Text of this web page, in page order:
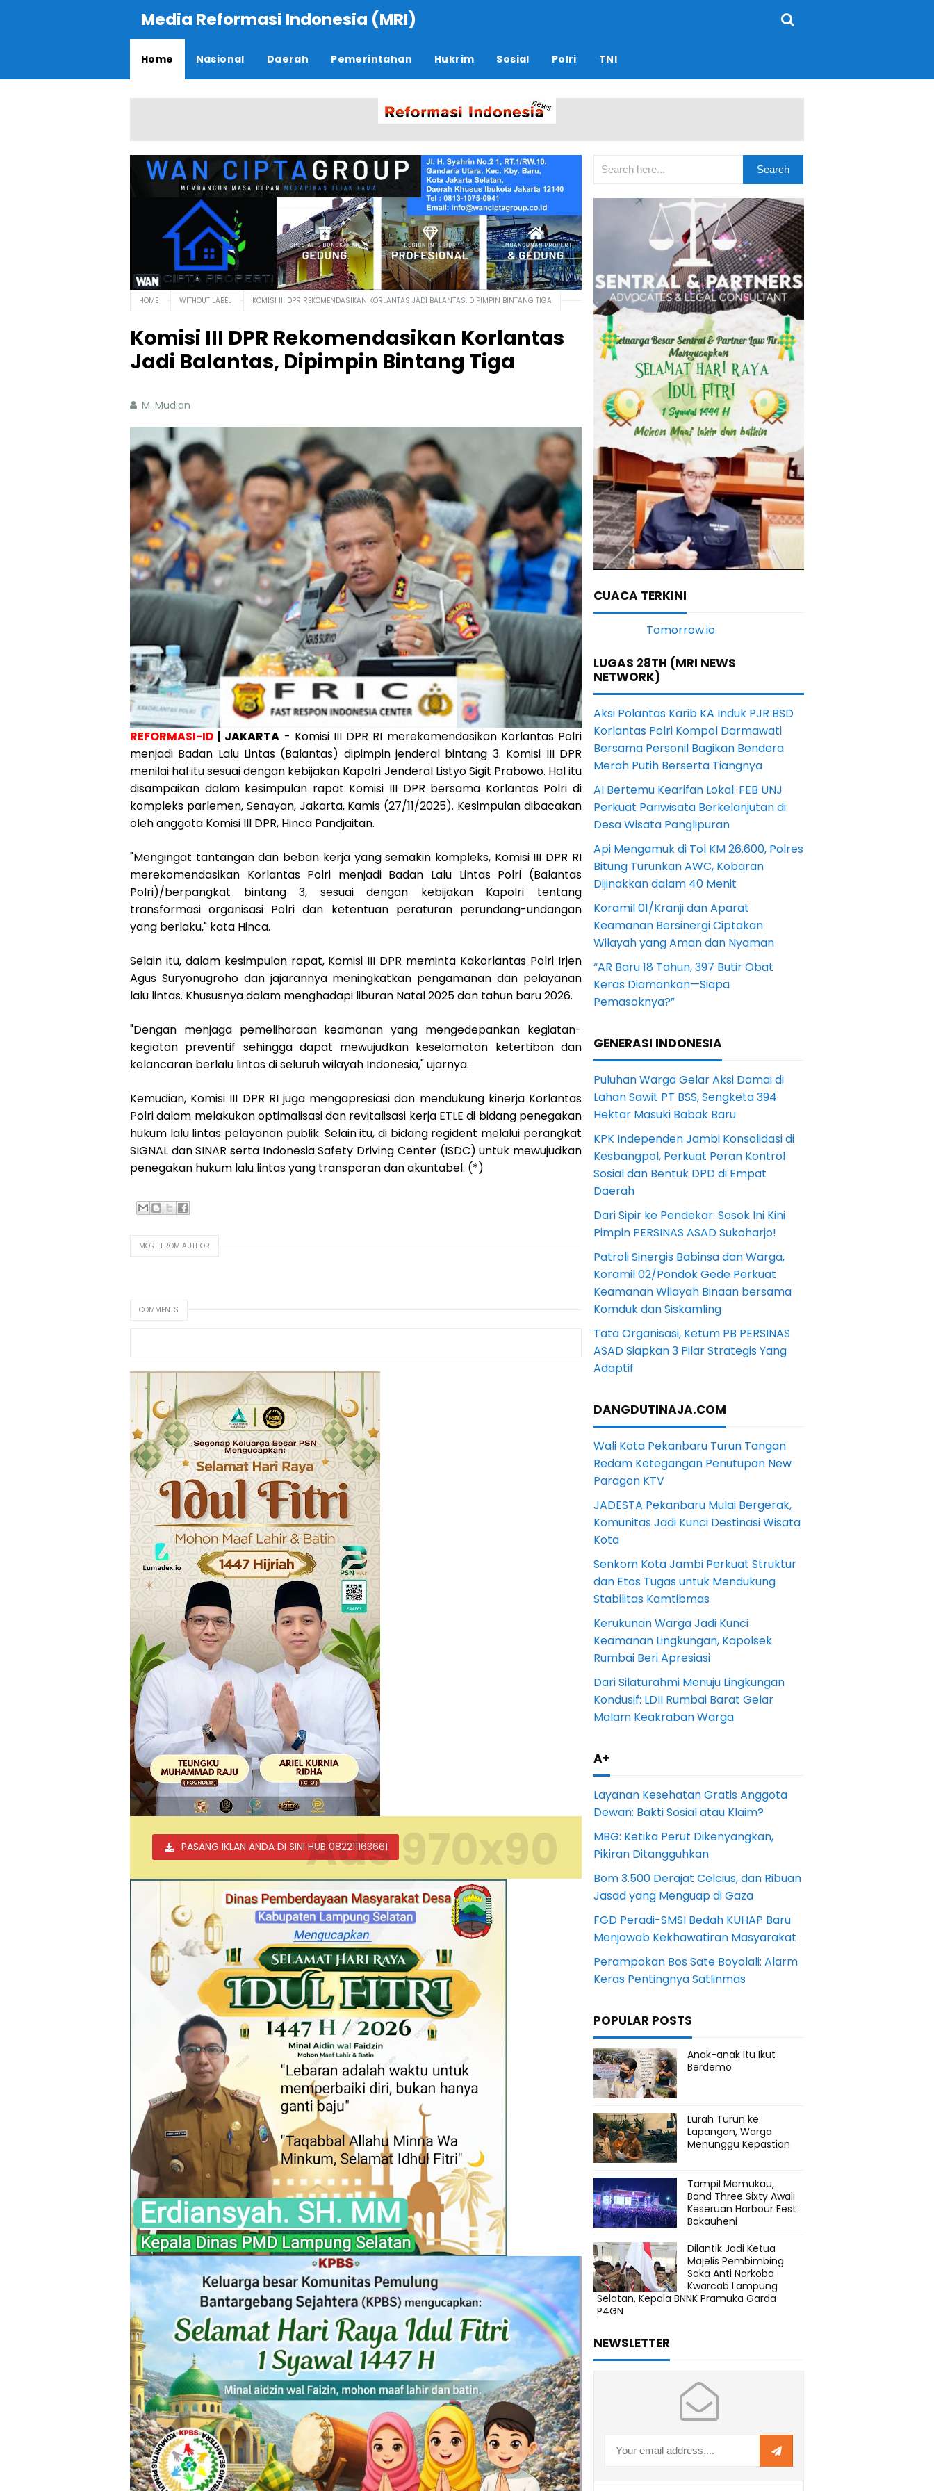
Media Reformasi Indonesia (MRI)
Home Nasional Daerah Pemerintahan Hukrim Sosial Polri TNI
HOME WITHOUT LABEL KOMISI III DPR REKOMENDASIKAN KORLANTAS JADI BALANTAS, DIPIMPIN BINTANG TIGA
Komisi III DPR Rekomendasikan Korlantas
Jadi Balantas, Dipimpin Bintang Tiga
M. Mudian
REFORMASI-ID | JAKARTA - Komisi III DPR RI merekomendasikan Korlantas Polri
menjadi Badan Lalu Lintas (Balantas) dipimpin jenderal bintang 3. Komisi III DPR
menilai hal itu sesuai dengan kebijakan Kapolri Jenderal Listyo Sigit Prabowo. Hal itu
disampaikan dalam kesimpulan rapat Komisi III DPR bersama Korlantas Polri di
kompleks parlemen, Senayan, Jakarta, Kamis (27/11/2025). Kesimpulan dibacakan
oleh anggota Komisi III DPR, Hinca Pandjaitan.
"Mengingat tantangan dan beban kerja yang semakin kompleks, Komisi III DPR RI
merekomendasikan Korlantas Polri menjadi Badan Lalu Lintas Polri (Balantas
Polri)/berpangkat bintang 3, sesuai dengan kebijakan Kapolri tentang
transformasi organisasi Polri dan ketentuan peraturan perundang-undangan
yang berlaku," kata Hinca.
Selain itu, dalam kesimpulan rapat, Komisi III DPR meminta Kakorlantas Polri Irjen
Agus Suryonugroho dan jajarannya meningkatkan pengamanan dan pelayanan
lalu lintas. Khususnya dalam menghadapi liburan Natal 2025 dan tahun baru 2026.
"Dengan menjaga pemeliharaan keamanan yang mengedepankan kegiatan-
kegiatan preventif sehingga dapat mewujudkan keselamatan ketertiban dan
kelancaran berlalu lintas di seluruh wilayah Indonesia," ujarnya.
Kemudian, Komisi III DPR RI juga mengapresiasi dan mendukung kinerja Korlantas
Polri dalam melakukan optimalisasi dan revitalisasi kerja ETLE di bidang penegakan
hukum lalu lintas pelayanan publik. Selain itu, di bidang regident melalui perangkat
SIGNAL dan SINAR serta Indonesia Safety Driving Center (ISDC) untuk mewujudkan
penegakan hukum lalu lintas yang transparan dan akuntabel. (*)
MORE FROM AUTHOR
COMMENTS
PASANG IKLAN ANDA DI SINI HUB 082211163661Ads 970x90
CUACA TERKINI
LUGAS 28TH (MRI NEWS
NETWORK)
Aksi Polantas Karib KA Induk PJR BSD
Korlantas Polri Kompol Darmawati
Bersama Personil Bagikan Bendera
Merah Putih Berserta Tiangnya
AI Bertemu Kearifan Lokal: FEB UNJ
Perkuat Pariwisata Berkelanjutan di
Desa Wisata Panglipuran
Api Mengamuk di Tol KM 26.600, Polres
Bitung Turunkan AWC, Kobaran
Dijinakkan dalam 40 Menit
Koramil 01/Kranji dan Aparat
Keamanan Bersinergi Ciptakan
Wilayah yang Aman dan Nyaman
“AR Baru 18 Tahun, 397 Butir Obat
Keras Diamankan—Siapa
Pemasoknya?”
GENERASI INDONESIA
Puluhan Warga Gelar Aksi Damai di
Lahan Sawit PT BSS, Sengketa 394
Hektar Masuki Babak Baru
KPK Independen Jambi Konsolidasi di
Kesbangpol, Perkuat Peran Kontrol
Sosial dan Bentuk DPD di Empat
Daerah
Dari Sipir ke Pendekar: Sosok Ini Kini
Pimpin PERSINAS ASAD Sukoharjo!
Patroli Sinergis Babinsa dan Warga,
Koramil 02/Pondok Gede Perkuat
Keamanan Wilayah Binaan bersama
Komduk dan Siskamling
Tata Organisasi, Ketum PB PERSINAS
ASAD Siapkan 3 Pilar Strategis Yang
Adaptif
DANGDUTINAJA.COM
Wali Kota Pekanbaru Turun Tangan
Redam Ketegangan Penutupan New
Paragon KTV
JADESTA Pekanbaru Mulai Bergerak,
Komunitas Jadi Kunci Destinasi Wisata
Kota
Senkom Kota Jambi Perkuat Struktur
dan Etos Tugas untuk Mendukung
Stabilitas Kamtibmas
Kerukunan Warga Jadi Kunci
Keamanan Lingkungan, Kapolsek
Rumbai Beri Apresiasi
Dari Silaturahmi Menuju Lingkungan
Kondusif: LDII Rumbai Barat Gelar
Malam Keakraban Warga
A+
Layanan Kesehatan Gratis Anggota
Dewan: Bakti Sosial atau Klaim?
MBG: Ketika Perut Dikenyangkan,
Pikiran Ditangguhkan
Bom 3.500 Derajat Celcius, dan Ribuan
Jasad yang Menguap di Gaza
FGD Peradi-SMSI Bedah KUHAP Baru
Menjawab Kekhawatiran Masyarakat
Perampokan Bos Sate Boyolali: Alarm
Keras Pentingnya Satlinmas
POPULAR POSTS
Anak-anak Itu Ikut
Berdemo
Lurah Turun ke
Lapangan, Warga
Menunggu Kepastian
Tampil Memukau,
Band Three Sixty Awali
Keseruan Harbour Fest
Bakauheni
Dilantik Jadi Ketua
Majelis Pembimbing
Saka Anti Narkoba
Kwarcab Lampung
Selatan, Kepala BNNK Pramuka Garda
P4GN
NEWSLETTER